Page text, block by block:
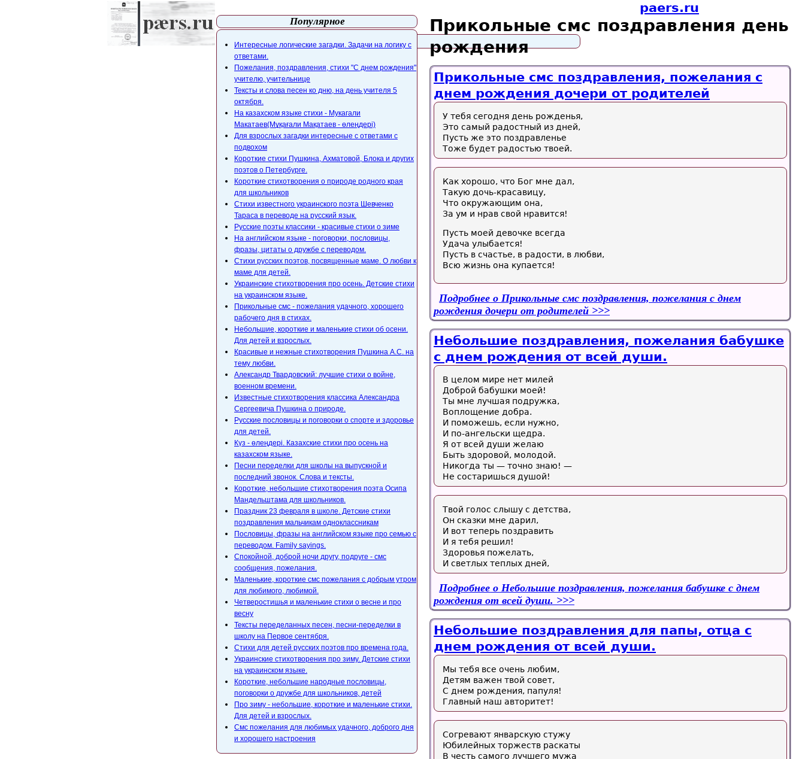
paers.ru
Прикольные смс поздравления день
рождения
Прикольные смс поздравления, пожелания с
днем рождения дочери от родителей
У тебя сегодня день рожденья,
Это самый радостный из дней,
Пусть же это поздравленье
Тоже будет радостью твоей.
Как хорошо, что Бог мне дал,
Такую дочь-красавицу,
Что окружающим она,
За ум и нрав свой нравится!
Пусть моей девочке всегда
Удача улыбается!
Пусть в счастье, в радости, в любви,
Всю жизнь она купается!
Подробнее о Прикольные смс поздравления, пожелания с днем
рождения дочери от родителей
Небольшие поздравления, пожелания бабушке
с днем рождения от всей души.
В целом мире нет милей
Доброй бабушки моей!
Ты мне лучшая подружка,
Воплощение добра.
И поможешь, если нужно,
И по-ангельски щедра.
Я от всей души желаю
Быть здоровой, молодой.
Никогда ты — точно знаю! —
Не состаришься душой!
Твой голос слышу с детства,
Он сказки мне дарил,
И вот теперь поздравить
И я тебя решил!
Здоровья пожелать,
И светлых теплых дней,
Подробнее о Небольшие поздравления, пожелания бабушке с днем
рождения от всей души.
Небольшие поздравления для папы, отца с
днем рождения от всей души.
Мы тебя все очень любим,
Детям важен твой совет,
С днем рождения, папуля!
Главный наш авторитет!
Согревают январскую стужу
Юбилейных торжеств раскаты
В честь самого лучшего мужа
Популярное
Интересные логические загадки. Задачи на логику с
ответами.
Пожелания, поздравления, стихи "С днем рождения"
учителю, учительнице
Тексты и слова песен ко дню, на день учителя 5
октября.
На казахском языке стихи - Мукагали
Макатаев(Мұқағали Мақатаев - өлеңдері)
Для взрослых загадки интересные с ответами с
подвохом
Короткие стихи Пушкина, Ахматовой, Блока и других
поэтов о Петербурге.
Короткие стихотворения о природе родного края
для школьников
Стихи известного украинского поэта Шевченко
Тараса в переводе на русский язык.
Русские поэты классики - красивые стихи о зиме
На английском языке - поговорки, пословицы,
фразы, цитаты о дружбе с переводом.
Стихи русских поэтов, посвященные маме. О любви к
маме для детей.
Украинские стихотворения про осень. Детские стихи
на украинском языке.
Прикольные смс - пожелания удачного, хорошего
рабочего дня в стихах.
Небольшие, короткие и маленькие стихи об осени.
Для детей и взрослых.
Красивые и нежные стихотворения Пушкина А.С. на
тему любви.
Александр Твардовский: лучшие стихи о войне,
военном времени.
Известные стихотворения классика Александра
Сергеевича Пушкина о природе.
Русские пословицы и поговорки о спорте и здоровье
для детей.
Күз - өлеңдері. Казахские стихи про осень на
казахском языке.
Песни переделки для школы на выпускной и
последний звонок. Слова и тексты.
Короткие, небольшие стихотворения поэта Осипа
Мандельштама для школьников.
Праздник 23 февраля в школе. Детские стихи
поздравления мальчикам одноклассникам
Пословицы, фразы на английском языке про семью с
переводом. Family sayings.
Спокойной, доброй ночи другу, подруге - смс
сообщения, пожелания.
Маленькие, короткие смс пожелания с добрым утром
для любимого, любимой.
Четверостишья и маленькие стихи о весне и про
весну
Тексты переделанных песен, песни-переделки в
школу на Первое сентября.
Стихи для детей русских поэтов про времена года.
Украинские стихотворения про зиму. Детские стихи
на украинском языке.
Короткие, небольшие народные пословицы,
поговорки о дружбе для школьников, детей
Про зиму - небольшие, короткие и маленькие стихи.
Для детей и взрослых.
Смс пожелания для любимых удачного, доброго дня
и хорошего настроения
Карта сайта webmaster@paers.ru